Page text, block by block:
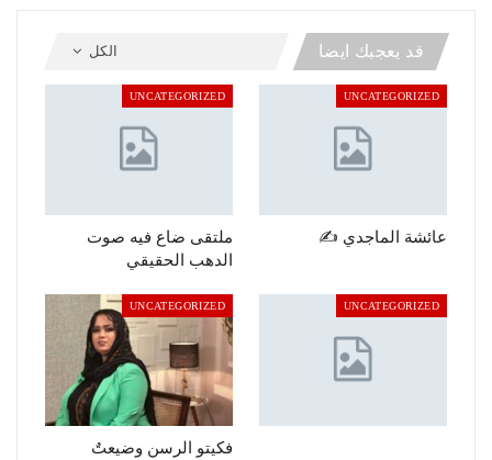
الكل قد يعجبك ايضا
UNCATEGORIZED
عائشة الماجدي ✍️
UNCATEGORIZED
ملتقى ضاع فيه صوت
الدهب الحقيقي
UNCATEGORIZED
UNCATEGORIZED
فكيتو الرسن وضيعتٌ